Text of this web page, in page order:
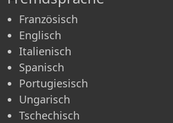
Französisch
Englisch
Italienisch
Spanisch
Portugiesisch
Ungarisch
Tschechisch